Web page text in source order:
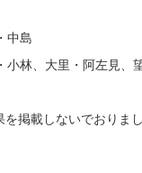
中島
林、大里・阿左見、
掲載しないでおりま